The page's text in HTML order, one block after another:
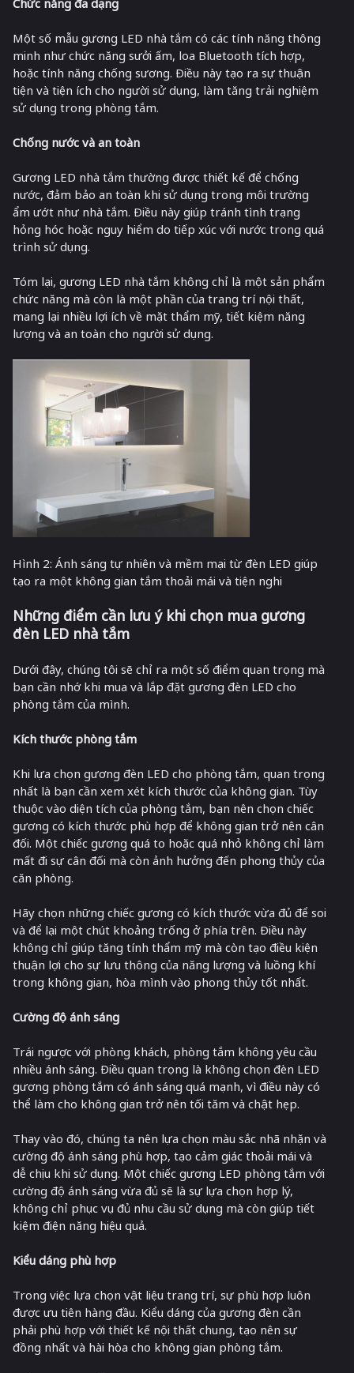
Chức năng đa dạng
Một số mẫu gương LED nhà tắm có các tính năng thông
minh như chức năng sưởi ấm, loa Bluetooth tích hợp,
hoặc tính năng chống sương. Điều này tạo ra sự thuận
tiện và tiện ích cho người sử dụng, làm tăng trải nghiệm
sử dụng trong phòng tắm.
Chống nước và an toàn
Gương LED nhà tắm thường được thiết kế để chống
nước, đảm bảo an toàn khi sử dụng trong môi trường
ẩm ướt như nhà tắm. Điều này giúp tránh tình trạng
hỏng hóc hoặc nguy hiểm do tiếp xúc với nước trong quá
trình sử dụng.
Tóm lại, gương LED nhà tắm không chỉ là một sản phẩm
chức năng mà còn là một phần của trang trí nội thất,
mang lại nhiều lợi ích về mặt thẩm mỹ, tiết kiệm năng
lượng và an toàn cho người sử dụng.
Hình 2: Ánh sáng tự nhiên và mềm mại từ đèn LED giúp
tạo ra một không gian tắm thoải mái và tiện nghi
Những điểm cần lưu ý khi chọn mua gương
đèn LED nhà tắm
Dưới đây, chúng tôi sẽ chỉ ra một số điểm quan trọng mà
bạn cần nhớ khi mua và lắp đặt gương đèn LED cho
phòng tắm của mình.
Kích thước phòng tắm
Khi lựa chọn gương đèn LED cho phòng tắm, quan trọng
nhất là bạn cần xem xét kích thước của không gian. Tùy
thuộc vào diện tích của phòng tắm, bạn nên chọn chiếc
gương có kích thước phù hợp để không gian trở nên cân
đối. Một chiếc gương quá to hoặc quá nhỏ không chỉ làm
mất đi sự cân đối mà còn ảnh hưởng đến phong thủy của
căn phòng.
Hãy chọn những chiếc gương có kích thước vừa đủ để soi
và để lại một chút khoảng trống ở phía trên. Điều này
không chỉ giúp tăng tính thẩm mỹ mà còn tạo điều kiện
thuận lợi cho sự lưu thông của năng lượng và luồng khí
trong không gian, hòa mình vào phong thủy tốt nhất.
Cường độ ánh sáng
Trái ngược với phòng khách, phòng tắm không yêu cầu
nhiều ánh sáng. Điều quan trọng là không chọn đèn LED
gương phòng tắm có ánh sáng quá mạnh, vì điều này có
thể làm cho không gian trở nên tối tăm và chật hẹp.
Thay vào đó, chúng ta nên lựa chọn màu sắc nhã nhặn và
cường độ ánh sáng phù hợp, tạo cảm giác thoải mái và
dễ chịu khi sử dụng. Một chiếc gương LED phòng tắm với
cường độ ánh sáng vừa đủ sẽ là sự lựa chọn hợp lý,
không chỉ phục vụ đủ nhu cầu sử dụng mà còn giúp tiết
kiệm điện năng hiệu quả.
Kiểu dáng phù hợp
Trong việc lựa chọn vật liệu trang trí, sự phù hợp luôn
được ưu tiên hàng đầu. Kiểu dáng của gương đèn cần
phải phù hợp với thiết kế nội thất chung, tạo nên sự
đồng nhất và hài hòa cho không gian phòng tắm.